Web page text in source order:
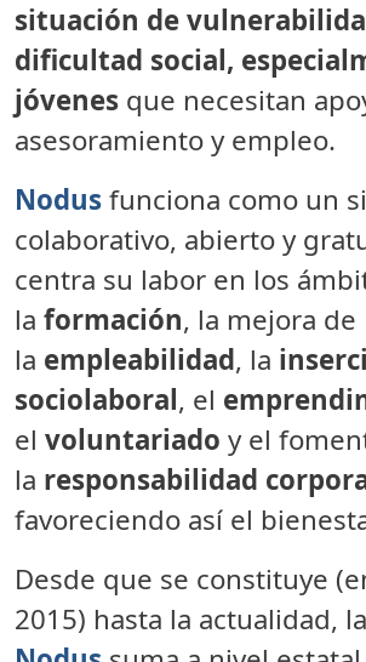
situación de
dificultad social,
jóvenes que necesitan
asesoramiento y empleo.
Nodusfunciona como un
colaborativo, abierto y
centra su labor en los
la formación, la mejora de
la empleabilidad, la
sociolaboral, el
el voluntariado y el
la responsabilidad
favoreciendo así el
Desde que se constituye
2015) hasta la actualidad, la